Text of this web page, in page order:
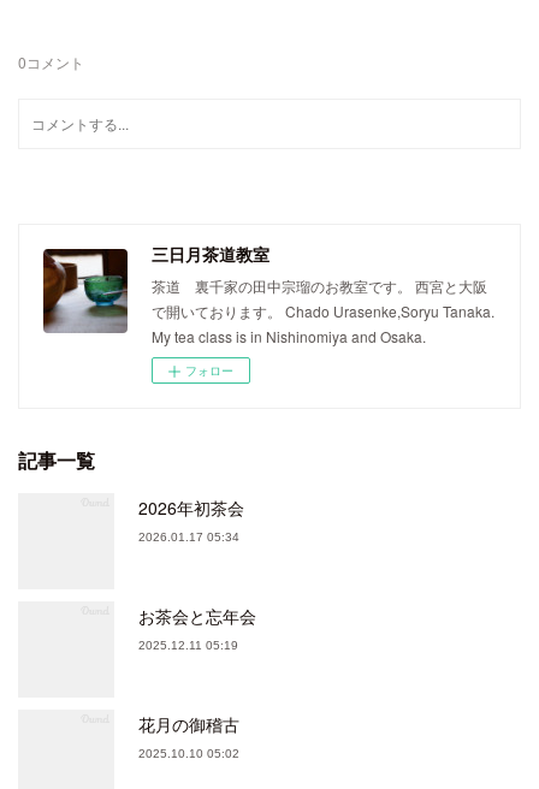
0コメント
三日月茶道教室
茶道 裏千家の田中宗瑠のお教室です。 西宮と大阪
で開いております。 Chado Urasenke,Soryu Tanaka.
My tea class is in Nishinomiya and Osaka.
フォロー
記事一覧
2026年初茶会
2026.01.17 05:34
お茶会と忘年会
2025.12.11 05:19
花月の御稽古
2025.10.10 05:02